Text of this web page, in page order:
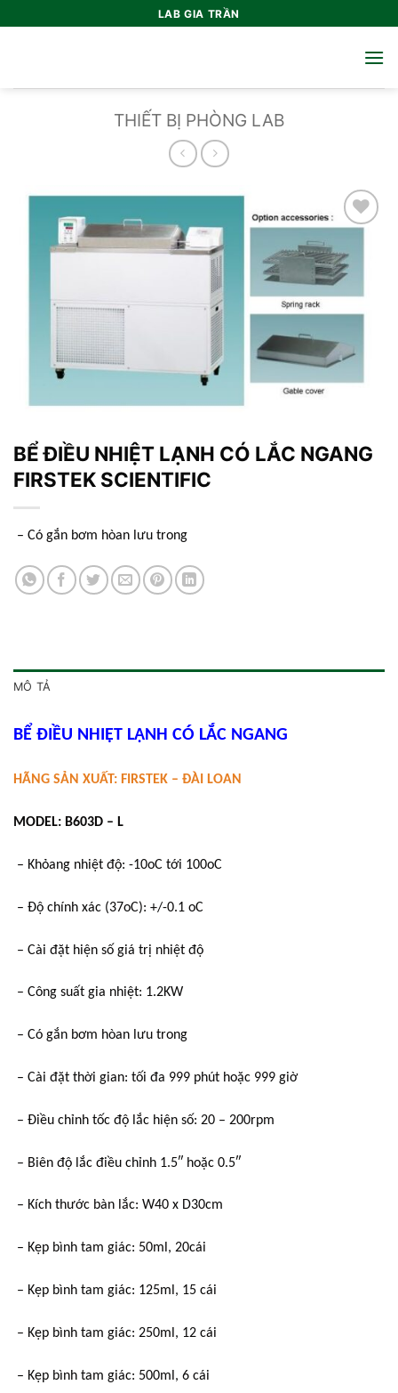
qua
LAB GIA TRẦN
THIẾT BỊ PHÒNG LAB
wishlist
BỂ ĐIỀU NHIỆT LẠNH CÓ LẮC NGANG
FIRSTEK SCIENTIFIC
– Có gắn bơm hòan lưu trong
MÔ TẢ
BỂ ĐIỀU NHIỆT LẠNH CÓ LẮC NGANG
HÃNG SẢN XUẤT: FIRSTEK – ĐÀI LOAN
MODEL: B603D – L
– Khỏang nhiệt độ: -10oC tới 100oC
– Độ chính xác (37oC): +/-0.1 oC
– Cài đặt hiện số giá trị nhiệt độ
– Công suất gia nhiệt: 1.2KW
– Có gắn bơm hòan lưu trong
– Cài đặt thời gian: tối đa 999 phút hoặc 999 giờ
– Điều chỉnh tốc độ lắc hiện số: 20 – 200rpm
– Biên độ lắc điều chỉnh 1.5″ hoặc 0.5″
– Kích thước bàn lắc: W40 x D30cm
– Kẹp bình tam giác: 50ml, 20cái
– Kẹp bình tam giác: 125ml, 15 cái
– Kẹp bình tam giác: 250ml, 12 cái
– Kẹp bình tam giác: 500ml, 6 cái